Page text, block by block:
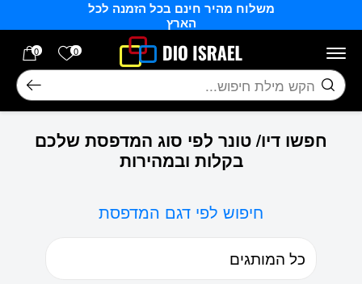
משלוח מהיר חינם בכל הזמנה לכל
הארץ
0 הרשימה
0
חיפוש
חפשו דיו/ טונר לפי סוג המדפסת שלכם
בקלות ובמהירות
חיפוש לפי דגם המדפסת